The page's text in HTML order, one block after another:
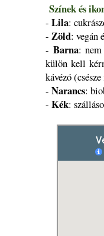
Színek és
- Lila:
- Zöld: vegán
- Barna: nem
külön kell
kávézó
- Narancs:
- Kék: